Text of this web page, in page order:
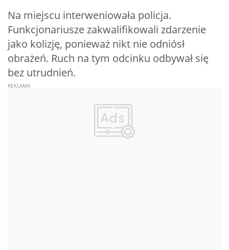
Na miejscu interweniowała policja.
Funkcjonariusze zakwalifikowali zdarzenie
jako kolizję, ponieważ nikt nie odniósł
obrażeń. Ruch na tym odcinku odbywał się
bez utrudnień.